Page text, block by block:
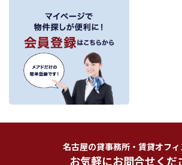
フリーワード検索
名古屋の貸事務所・賃貸オフ
お気軽にお問合せくだ